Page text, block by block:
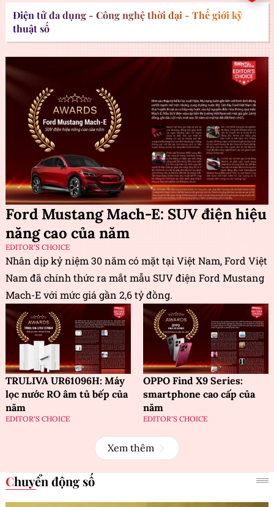
Điện tử đa dụng - Công nghệ thời đại - Thế giới kỹ
thuật số
Ford Mustang Mach-E: SUV điện hiệu
năng cao của năm
EDITOR'S CHOICE
Nhân dịp kỷ niệm 30 năm có mặt tại Việt Nam, Ford Việt
Nam đã chính thức ra mắt mẫu SUV điện Ford Mustang
Mach-E với mức giá gần 2,6 tỷ đồng.
TRULIVA UR61096H: Máy
lọc nước RO âm tủ bếp của
năm
EDITOR'S CHOICE
OPPO Find X9 Series:
smartphone cao cấp của
năm
EDITOR'S CHOICE
Xem thêm
Chuyển động số